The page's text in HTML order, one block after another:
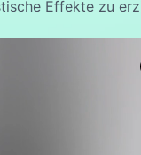
Enhancer
Effekte zu